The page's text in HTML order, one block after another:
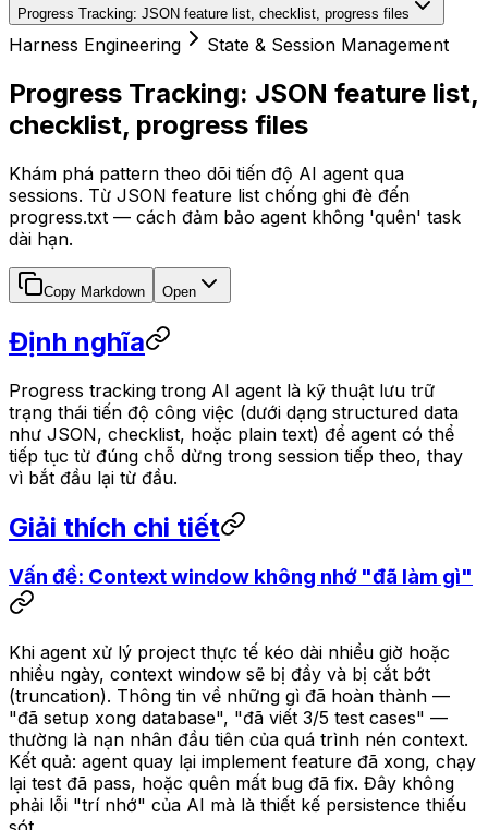
Progress Tracking: JSON feature list, checklist, progress files
Harness Engineering State & Session Management
Progress Tracking: JSON feature list,
checklist, progress files
Khám phá pattern theo dõi tiến độ AI agent qua
sessions. Từ JSON feature list chống ghi đè đến
progress.txt — cách đảm bảo agent không 'quên' task
dài hạn.
Copy Markdown Open
Định nghĩa
Progress tracking trong AI agent là kỹ thuật lưu trữ
trạng thái tiến độ công việc (dưới dạng structured data
như JSON, checklist, hoặc plain text) để agent có thể
tiếp tục từ đúng chỗ dừng trong session tiếp theo, thay
vì bắt đầu lại từ đầu.
Giải thích chi tiết
Vấn đề: Context window không nhớ "đã làm gì"
Khi agent xử lý project thực tế kéo dài nhiều giờ hoặc
nhiều ngày, context window sẽ bị đầy và bị cắt bớt
(truncation). Thông tin về những gì đã hoàn thành —
"đã setup xong database", "đã viết 3/5 test cases" —
thường là nạn nhân đầu tiên của quá trình nén context.
Kết quả: agent quay lại implement feature đã xong, chạy
lại test đã pass, hoặc quên mất bug đã fix. Đây không
phải lỗi "trí nhớ" của AI mà là thiết kế persistence thiếu